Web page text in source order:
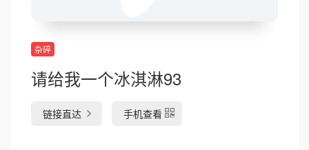
杂碎
请给我一个冰淇淋93
链接直达 手机查看